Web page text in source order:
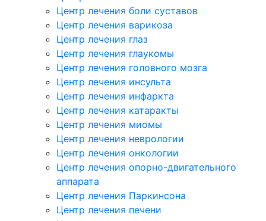
Центр лечения боли суставов
Центр лечения варикоза
Центр лечения глаз
Центр лечения глаукомы
Центр лечения головного мозга
Центр лечения инсульта
Центр лечения инфаркта
Центр лечения катаракты
Центр лечения миомы
Центр лечения неврологии
Центр лечения онкологии
Центр лечения опорно-двигательного
аппарата
Центр лечения Паркинсона
Центр лечения печени